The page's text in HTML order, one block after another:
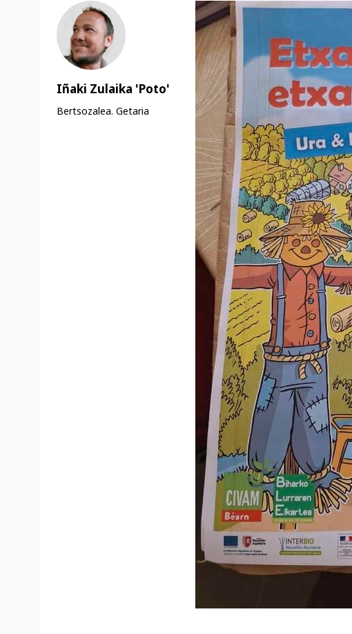
Iñaki Zulaika 'Poto'
Bertsozalea. Getaria